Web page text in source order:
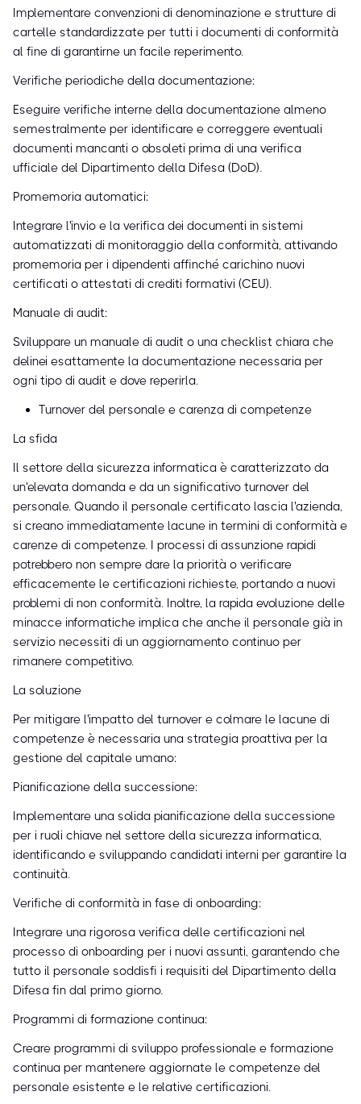
Implementare convenzioni di denominazione e strutture di
cartelle standardizzate per tutti i documenti di conformità
al fine di garantirne un facile reperimento.
Verifiche periodiche della documentazione:
Eseguire verifiche interne della documentazione almeno
semestralmente per identificare e correggere eventuali
documenti mancanti o obsoleti prima di una verifica
ufficiale del Dipartimento della Difesa (DoD).
Promemoria automatici:
Integrare l'invio e la verifica dei documenti in sistemi
automatizzati di monitoraggio della conformità, attivando
promemoria per i dipendenti affinché carichino nuovi
certificati o attestati di crediti formativi (CEU).
Manuale di audit:
Sviluppare un manuale di audit o una checklist chiara che
delinei esattamente la documentazione necessaria per
ogni tipo di audit e dove reperirla.
Turnover del personale e carenza di competenze
La sfida
Il settore della sicurezza informatica è caratterizzato da
un'elevata domanda e da un significativo turnover del
personale. Quando il personale certificato lascia l'azienda,
si creano immediatamente lacune in termini di conformità e
carenze di competenze. I processi di assunzione rapidi
potrebbero non sempre dare la priorità o verificare
efficacemente le certificazioni richieste, portando a nuovi
problemi di non conformità. Inoltre, la rapida evoluzione delle
minacce informatiche implica che anche il personale già in
servizio necessiti di un aggiornamento continuo per
rimanere competitivo.
La soluzione
Per mitigare l'impatto del turnover e colmare le lacune di
competenze è necessaria una strategia proattiva per la
gestione del capitale umano:
Pianificazione della successione:
Implementare una solida pianificazione della successione
per i ruoli chiave nel settore della sicurezza informatica,
identificando e sviluppando candidati interni per garantire la
continuità.
Verifiche di conformità in fase di onboarding:
Integrare una rigorosa verifica delle certificazioni nel
processo di onboarding per i nuovi assunti, garantendo che
tutto il personale soddisfi i requisiti del Dipartimento della
Difesa fin dal primo giorno.
Programmi di formazione continua:
Creare programmi di sviluppo professionale e formazione
continua per mantenere aggiornate le competenze del
personale esistente e le relative certificazioni.